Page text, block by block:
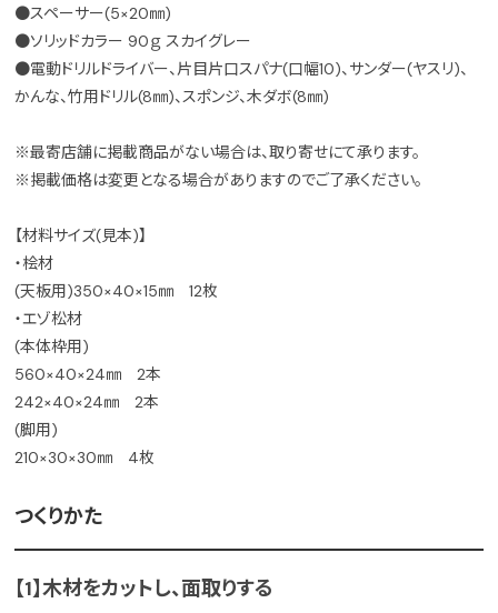
●スペーサー(5×20㎜)
●ソリッドカラー 90ｇ スカイグレー
●電動ドリルドライバー、片目片口スパナ(口幅10)、サンダー(ヤスリ)、
かんな、竹用ドリル(8㎜)、スポンジ、木ダボ(8㎜)
※最寄店舗に掲載商品がない場合は、取り寄せにて承ります。
※掲載価格は変更となる場合がありますのでご了承ください。
【材料サイズ(見本)】
・桧材
(天板用)350×40×15㎜ 12枚
・エゾ松材
(本体枠用)
560×40×24㎜ 2本
242×40×24㎜ 2本
(脚用)
210×30×30㎜ 4枚
つくりかた
【1】木材をカットし、面取りする